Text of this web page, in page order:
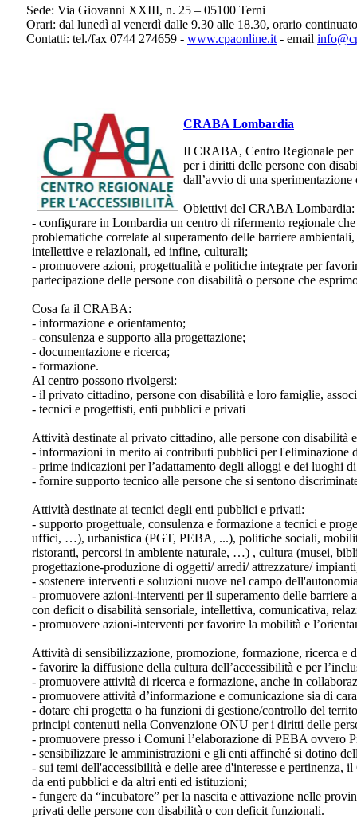
Sede: Via Giovanni XXIII, n. 25 – 05100 Terni
Orari: dal lunedì al venerdì dalle 9.30 alle 18.30, orario
Contatti: tel./fax 0744 274659 - www.cpaonline.it - email
CRABA Lombardia
Il CRABA, Centro Regionale per
per i diritti delle persone con
dall’avvio di una
Obiettivi del CRABA Lombardia:
- configurare in Lombardia un centro di rifermento regionale
problematiche correlate al superamento delle barriere
intellettive e relazionali, ed infine, culturali;
- promuovere azioni, progettualità e politiche integrate per
partecipazione delle persone con disabilità o persone che
Cosa fa il CRABA:
- informazione e orientamento;
- consulenza e supporto alla progettazione;
- documentazione e ricerca;
- formazione.
Al centro possono rivolgersi:
- il privato cittadino, persone con disabilità e loro famiglie,
- tecnici e progettisti, enti pubblici e privati
Attività destinate al privato cittadino, alle persone con disabilità
- informazioni in merito ai contributi pubblici per l'eliminazione
- prime indicazioni per l’adattamento degli alloggi e dei luoghi
- fornire supporto tecnico alle persone che si sentono
Attività destinate ai tecnici degli enti pubblici e privati:
- supporto progettuale, consulenza e formazione a tecnici e
uffici, …), urbanistica (PGT, PEBA, ...), politiche sociali,
ristoranti, percorsi in ambiente naturale, …) , cultura (musei,
progettazione-produzione di oggetti/ arredi/ attrezzature/
- sostenere interventi e soluzioni nuove nel campo
- promuovere azioni-interventi per il superamento delle
con deficit o disabilità sensoriale, intellettiva, comunicativa,
- promuovere azioni-interventi per favorire la mobilità e
Attività di sensibilizzazione, promozione, formazione, ricerca e
- favorire la diffusione della cultura dell’accessibilità e per
- promuovere attività di ricerca e formazione, anche in
- promuovere attività d’informazione e comunicazione sia di
- dotare chi progetta o ha funzioni di gestione/controllo del
principi contenuti nella Convenzione ONU per i diritti delle
- promuovere presso i Comuni l’elaborazione di PEBA ovvero
- sensibilizzare le amministrazioni e gli enti affinché si dotino
- sui temi dell'accessibilità e delle aree d'interesse e
da enti pubblici e da altri enti ed istituzioni;
- fungere da “incubatore” per la nascita e attivazione nelle
privati delle persone con disabilità o con deficit funzionali.